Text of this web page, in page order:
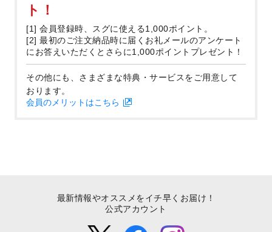
ト！
[1] 会員登録時、スグに使える1,000ポイント。
[2] 最初のご注文納品時に届くお礼メールのアンケート
にお答えいただくとさらに1,000ポイントプレゼント！
その他にも、さまざまな特典・サービスをご用意して
おります。
会員のメリットはこちら
最新情報やオススメをイチ早くお届け！
公式アカウント